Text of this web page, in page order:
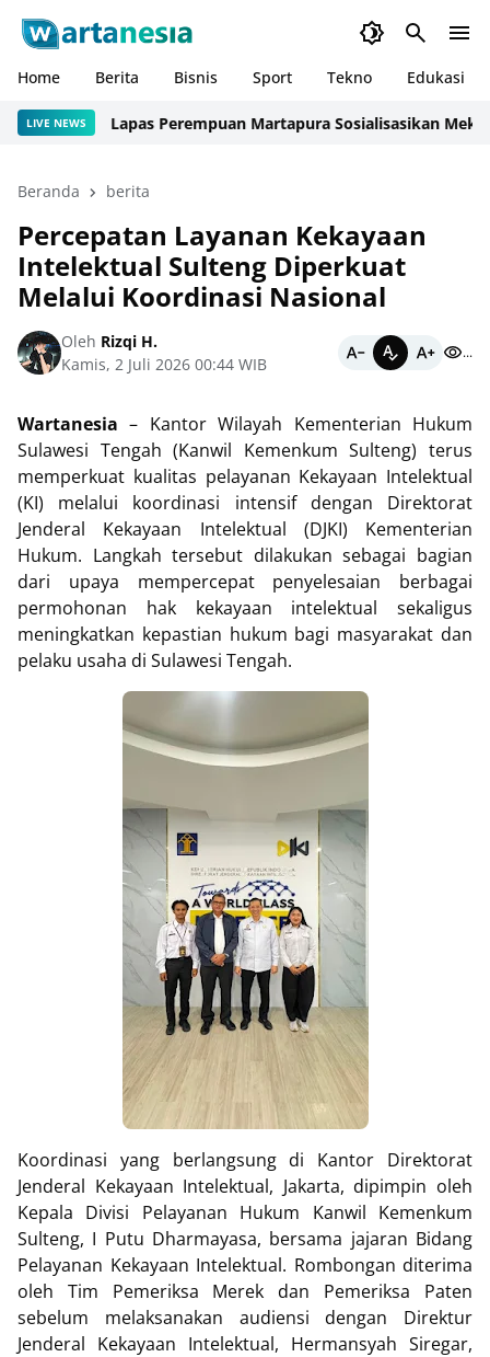
Home Berita Bisnis Sport Tekno Edukasi
LIVE NEWSLapas Perempuan Martapura Sosialisasikan
Beranda berita
Percepatan Layanan Kekayaan
Intelektual Sulteng Diperkuat
Melalui Koordinasi Nasional
Oleh Rizqi H.
Kamis, 2 Juli 2026 00:44 WIB
...
Wartanesia – Kantor Wilayah Kementerian Hukum
Sulawesi Tengah (Kanwil Kemenkum Sulteng) terus
memperkuat kualitas pelayanan Kekayaan Intelektual
(KI) melalui koordinasi intensif dengan Direktorat
Jenderal Kekayaan Intelektual (DJKI) Kementerian
Hukum. Langkah tersebut dilakukan sebagai bagian
dari upaya mempercepat penyelesaian berbagai
permohonan hak kekayaan intelektual sekaligus
meningkatkan kepastian hukum bagi masyarakat dan
pelaku usaha di Sulawesi Tengah.
Koordinasi yang berlangsung di Kantor Direktorat
Jenderal Kekayaan Intelektual, Jakarta, dipimpin oleh
Kepala Divisi Pelayanan Hukum Kanwil Kemenkum
Sulteng, I Putu Dharmayasa, bersama jajaran Bidang
Pelayanan Kekayaan Intelektual. Rombongan diterima
oleh Tim Pemeriksa Merek dan Pemeriksa Paten
sebelum melaksanakan audiensi dengan Direktur
Jenderal Kekayaan Intelektual, Hermansyah Siregar,